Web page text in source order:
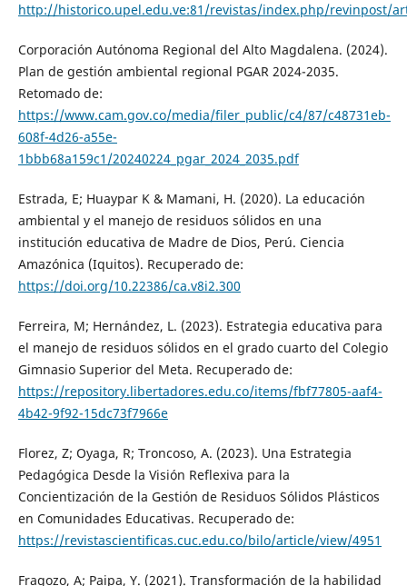
http://historico.upel.edu.ve:81/revistas/index.php/revinpost/
Corporación Autónoma Regional del Alto Magdalena. (2024).
Plan de gestión ambiental regional PGAR 2024-2035.
Retomado de:
https://www.cam.gov.co/media/filer_public/c4/87/c48731eb-
608f-4d26-a55e-
1bbb68a159c1/20240224_pgar_2024_2035.pdf
Estrada, E; Huaypar K & Mamani, H. (2020). La educación
ambiental y el manejo de residuos sólidos en una
institución educativa de Madre de Dios, Perú. Ciencia
Amazónica (Iquitos). Recuperado de:
https://doi.org/10.22386/ca.v8i2.300
Ferreira, M; Hernández, L. (2023). Estrategia educativa para
el manejo de residuos sólidos en el grado cuarto del Colegio
Gimnasio Superior del Meta. Recuperado de:
https://repository.libertadores.edu.co/items/fbf77805-aaf4-
4b42-9f92-15dc73f7966e
Florez, Z; Oyaga, R; Troncoso, A. (2023). Una Estrategia
Pedagógica Desde la Visión Reflexiva para la
Concientización de la Gestión de Residuos Sólidos Plásticos
en Comunidades Educativas. Recuperado de:
https://revistascientificas.cuc.edu.co/bilo/article/view/4951
Fragozo, A; Paipa, Y. (2021). Transformación de la habilidad